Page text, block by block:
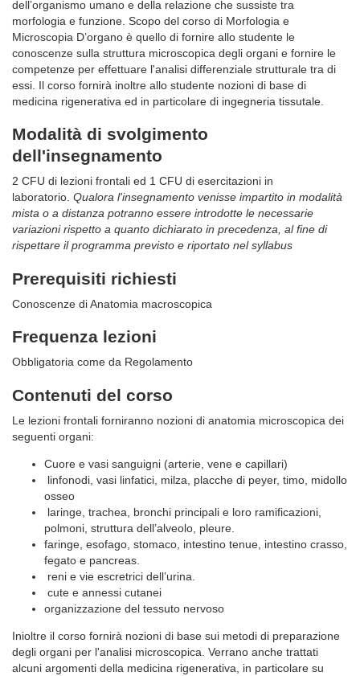
dell’organismo umano e della relazione che sussiste tra
morfologia e funzione. Scopo del corso di Morfologia e
Microscopia D’organo è quello di fornire allo studente le
conoscenze sulla struttura microscopica degli organi e fornire le
competenze per effettuare l'analisi differenziale strutturale tra di
essi. Il corso fornirà inoltre allo studente nozioni di base di
medicina rigenerativa ed in particolare di ingegneria tissutale.
Modalità di svolgimento
dell'insegnamento
2 CFU di lezioni frontali ed 1 CFU di esercitazioni in
laboratorio. Qualora l'insegnamento venisse impartito in modalità
mista o a distanza potranno essere introdotte le necessarie
variazioni rispetto a quanto dichiarato in precedenza, al fine di
rispettare il programma previsto e riportato nel syllabus
Prerequisiti richiesti
Conoscenze di Anatomia macroscopica
Frequenza lezioni
Obbligatoria come da Regolamento
Contenuti del corso
Le lezioni frontali forniranno nozioni di anatomia microscopica dei
seguenti organi:
Cuore e vasi sanguigni (arterie, vene e capillari)
linfonodi, vasi linfatici, milza, placche di peyer, timo, midollo
osseo
laringe, trachea, bronchi principali e loro ramificazioni,
polmoni, struttura dell’alveolo, pleure.
faringe, esofago, stomaco, intestino tenue, intestino crasso,
fegato e pancreas.
reni e vie escretrici dell’urina.
cute e annessi cutanei
organizzazione del tessuto nervoso
Inioltre il corso fornirà nozioni di base sui metodi di preparazione
degli organi per l'analisi microscopica. Verrano anche trattati
alcuni argomenti della medicina rigenerativa, in particolare su